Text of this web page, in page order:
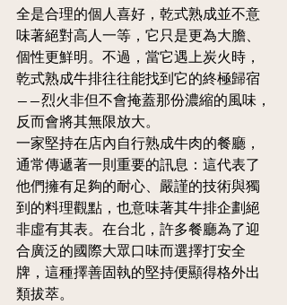
全是合理的個人喜好，乾式熟成並不意
味著絕對高人一等，它只是更為大膽、
個性更鮮明。不過，當它遇上炭火時，
乾式熟成牛排往往能找到它的終極歸宿
——烈火非但不會掩蓋那份濃縮的風味，
反而會將其無限放大。
一家堅持在店內自行熟成牛肉的餐廳，
通常傳遞著一則重要的訊息：這代表了
他們擁有足夠的耐心、嚴謹的技術與獨
到的料理觀點，也意味著其牛排企劃絕
非虛有其表。在台北，許多餐廳為了迎
合廣泛的國際大眾口味而選擇打安全
牌，這種擇善固執的堅持便顯得格外出
類拔萃。